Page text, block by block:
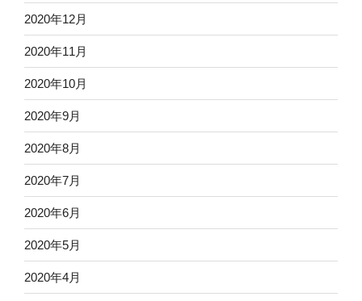
2020年12月
2020年11月
2020年10月
2020年9月
2020年8月
2020年7月
2020年6月
2020年5月
2020年4月